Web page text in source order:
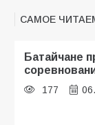
САМОЕ
Батайчане
177